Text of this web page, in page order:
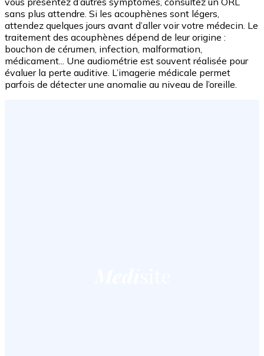
sans plus attendre. Si les acouphènes sont légers,
attendez quelques jours avant d’aller voir votre médecin. Le
traitement des acouphènes dépend de leur origine :
bouchon de cérumen, infection, malformation,
médicament... Une audiométrie est souvent réalisée pour
évaluer la perte auditive. L’imagerie médicale permet
parfois de détecter une anomalie au niveau de l’oreille.